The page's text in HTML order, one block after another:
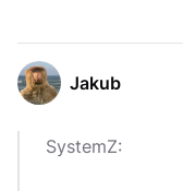
Jakub
SystemZ: